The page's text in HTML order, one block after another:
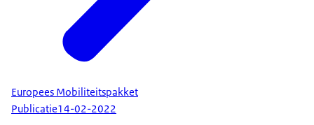
Europees Mobiliteitspakket
Publicatie14-02-2022